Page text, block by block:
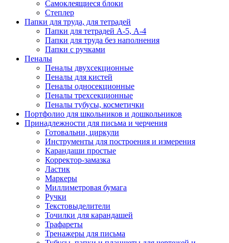
Самоклеящиеся блоки
Степлер
Папки для труда, для тетрадей
Папки для тетрадей А-5, А-4
Папки для труда без наполнения
Папки с ручками
Пеналы
Пеналы двухсекционные
Пеналы для кистей
Пеналы односекционные
Пеналы трехсекционные
Пеналы тубусы, косметички
Портфолио для школьников и дошкольников
Принадлежности для письма и черчения
Готовальни, циркули
Инструменты для построения и измерения
Карандаши простые
Корректор-замазка
Ластик
Маркеры
Миллиметровая бумага
Ручки
Текстовыделители
Точилки для карандашей
Трафареты
Тренажеры для письма